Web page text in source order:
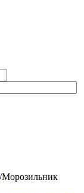
/Морозильник